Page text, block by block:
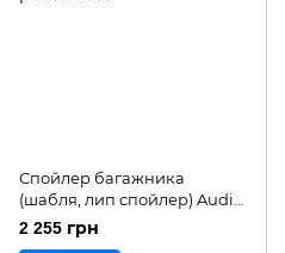
Спойлер багажника
(шабля, лип спойлер) Audi
A4 B8 2012-2015 р.в.
рестайлінг
2 255 грн